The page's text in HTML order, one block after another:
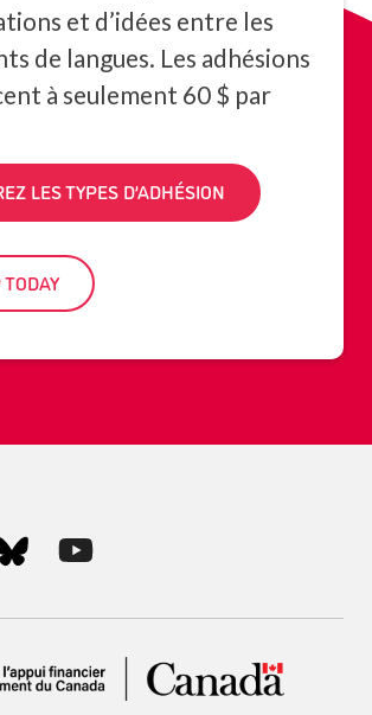
et d’idées entre les
de langues. Les adhésions
à seulement 60 $ par
LES TYPES D’ADHÉSION